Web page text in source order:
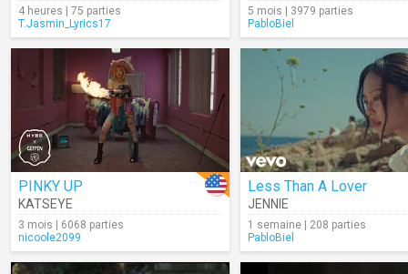
4 heures | 75 parties
T.Jasmin_Lyrics17
5 mois | 3979 parties
PabloBiel
PINKY UP
KATSEYE
3 mois | 6068 parties
nicoole2099
Less Than A Lover
JENNIE
1 semaine | 208 parties
PabloBiel